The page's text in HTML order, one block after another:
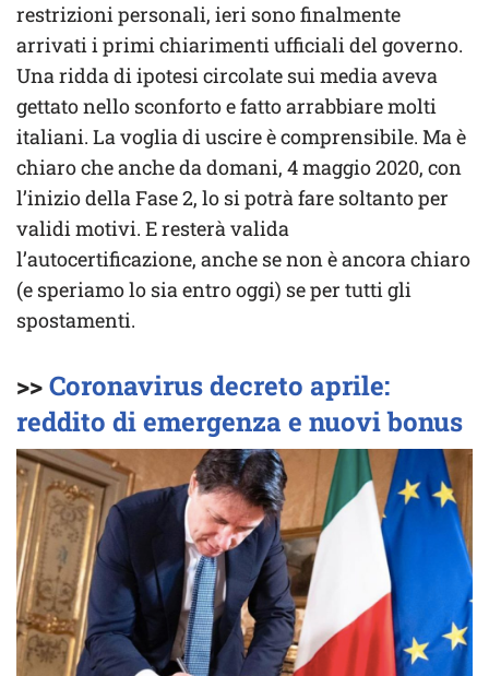
restrizioni personali, ieri sono finalmente
arrivati i primi chiarimenti ufficiali del governo.
Una ridda di ipotesi circolate sui media aveva
gettato nello sconforto e fatto arrabbiare molti
italiani. La voglia di uscire è comprensibile. Ma è
chiaro che anche da domani, 4 maggio 2020, con
l’inizio della Fase 2, lo si potrà fare soltanto per
validi motivi. E resterà valida
l’autocertificazione, anche se non è ancora chiaro
(e speriamo lo sia entro oggi) se per tutti gli
spostamenti.
>>Coronavirus decreto aprile:
reddito di emergenza e nuovi bonus